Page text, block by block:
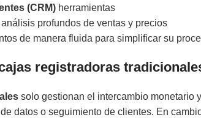
(CRM) herramientas
profundos de ventas y precios
de manera fluida para simplificar su
registradoras
solo gestionan el intercambio monetario
datos o seguimiento de clientes. En